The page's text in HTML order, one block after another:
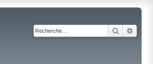
Rechercher